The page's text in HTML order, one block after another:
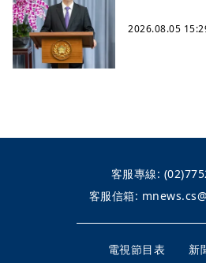
2026.08.05
客服專線:
客服信箱:
電視節目表
新